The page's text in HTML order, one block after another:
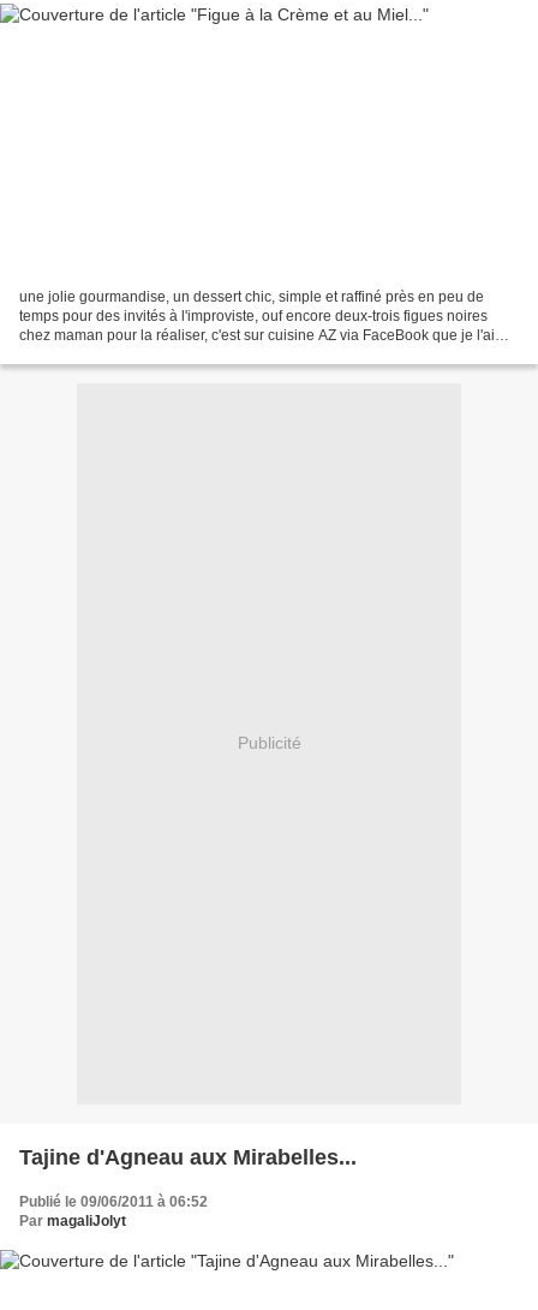
une jolie gourmandise, un dessert chic, simple et raffiné près en peu de
temps pour des invités à l'improviste, ouf encore deux-trois figues noires
chez maman pour la réaliser, c'est sur cuisine AZ via FaceBook que je l'ai
Publicité
Tajine d'Agneau aux Mirabelles...
Publié le 09/06/2011 à 06:52
Par magaliJolyt